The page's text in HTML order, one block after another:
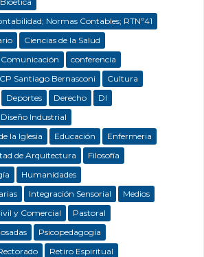
Normas Contables; RTNº41
Ciencias de la Salud
Comunicación
conferencia
CP Santiago Bernasconi
Cultura
Deportes Derecho
DI
Diseño Industrial
la Iglesia
Educación
Enfermeria
de Arquitectura
Filosofía
Humanidades
Integración Sensorial
Medios
y Comercial
Pastoral
Psicopedagogía
Retiro Espiritual